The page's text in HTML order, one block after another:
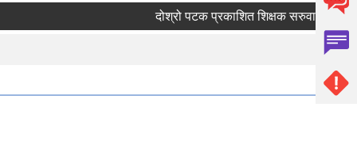
दोश्रो पटक प्रकाशित शिक्षक सरुवा सहमतिको